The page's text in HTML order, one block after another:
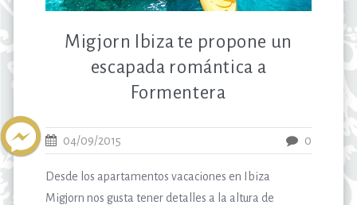
Migjorn Ibiza te propone un
escapada romántica a
Formentera
04/09/2015 0
Desde los apartamentos vacaciones en Ibiza
Migjorn nos gusta tener detalles a la altura de